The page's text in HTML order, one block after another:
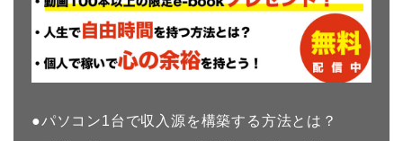
●パソコン1台で収入源を構築する方法とは？